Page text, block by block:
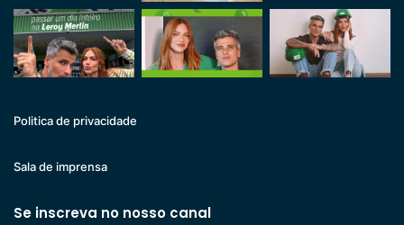
Politica de privacidade
Sala de imprensa
Se inscreva no nosso canal